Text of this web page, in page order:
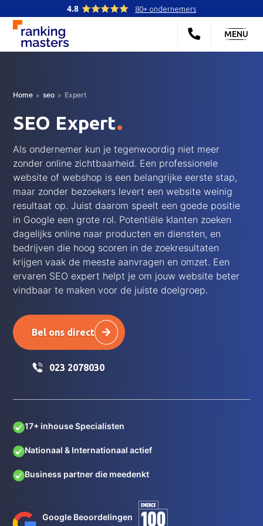
4.8 80+ ondernemers
MENU
Home seo Expert
SEO Expert.
Als ondernemer kun je tegenwoordig niet meer
zonder online zichtbaarheid. Een professionele
website of webshop is een belangrijke eerste stap,
maar zonder bezoekers levert een website weinig
resultaat op. Juist daarom speelt een goede positie
in Google een grote rol. Potentiële klanten zoeken
dagelijks online naar producten en diensten, en
bedrijven die hoog scoren in de zoekresultaten
krijgen vaak de meeste aanvragen en omzet. Een
ervaren SEO expert helpt je om jouw website beter
vindbaar te maken voor de juiste doelgroep.
Bel ons direct
023 2078030
17+ inhouse Specialisten
Nationaal & Internationaal actief
Business partner die meedenkt
Google Beoordelingen